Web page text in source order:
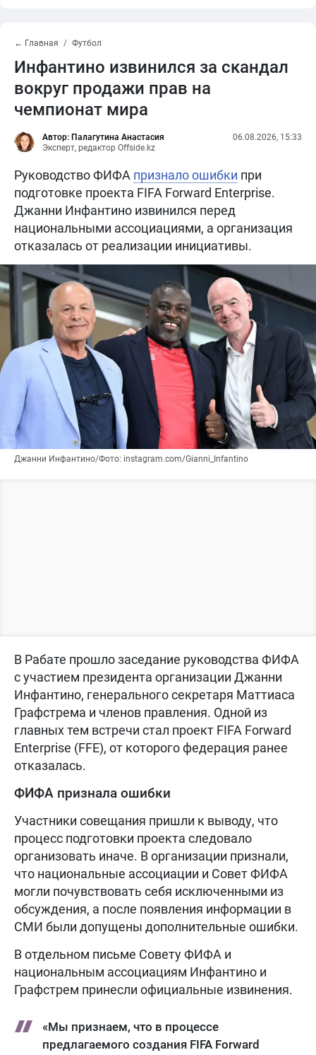
← Главная Футбол
Инфантино извинился за скандал
вокруг продажи прав на
чемпионат мира
Автор: Палагутина Анастасия
Эксперт, редактор Offside.kz
06.08.2026, 15:33
Руководство ФИФА признало ошибки при
подготовке проекта FIFA Forward Enterprise.
Джанни Инфантино извинился перед
национальными ассоциациями, а организация
отказалась от реализации инициативы.
Джанни Инфантино/Фото: instagram.com/Gianni_Infantino
В Рабате прошло заседание руководства ФИФА
с участием президента организации Джанни
Инфантино, генерального секретаря Маттиаса
Графстрема и членов правления. Одной из
главных тем встречи стал проект FIFA Forward
Enterprise (FFE), от которого федерация ранее
отказалась.
ФИФА признала ошибки
Участники совещания пришли к выводу, что
процесс подготовки проекта следовало
организовать иначе. В организации признали,
что национальные ассоциации и Совет ФИФА
могли почувствовать себя исключенными из
обсуждения, а после появления информации в
СМИ были допущены дополнительные ошибки.
В отдельном письме Совету ФИФА и
национальным ассоциациям Инфантино и
Графстрем принесли официальные извинения.
«Мы признаем, что в процессе
предлагаемого создания FIFA Forward